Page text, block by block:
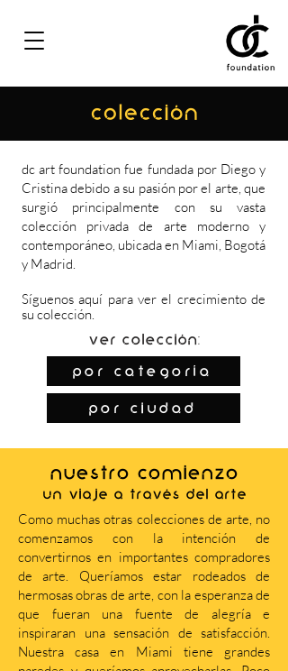
COLECCIÓN
dc art foundation fue fundada por Diego y
Cristina debido a su pasión por el arte, que
surgió principalmente con su vasta
colección privada de arte moderno y
contemporáneo, ubicada en Miami, Bogotá
y Madrid.
Síguenosaquí para ver el crecimiento de
su colección.
Ver colección:
por categoría
por ciudad
NUESTRO COMIENZO
Un viaje a través del arte
Como muchas otras colecciones de arte, no
comenzamos con la intención de
convertirnos en importantes compradores
de arte. Queríamos estar rodeados de
hermosas obras de arte, con la esperanza de
que fueran una fuente de alegría e
inspiraran una sensación de satisfacción.
Nuestra casa en Miami tiene grandes